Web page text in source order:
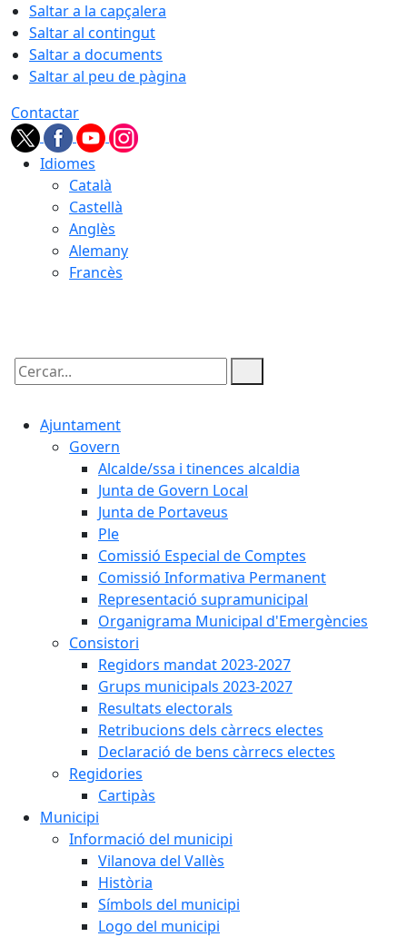
Saltar a la capçalera
Saltar al contingut
Saltar a documents
Saltar al peu de pàgina
Contactar
Idiomes
Català
Castellà
Anglès
Alemany
Francès
Cercar:
Ajuntament
Govern
Alcalde/ssa i tinences alcaldia
Junta de Govern Local
Junta de Portaveus
Ple
Comissió Especial de Comptes
Comissió Informativa Permanent
Representació supramunicipal
Organigrama Municipal d'Emergències
Consistori
Regidors mandat 2023-2027
Grups municipals 2023-2027
Resultats electorals
Retribucions dels càrrecs electes
Declaració de bens càrrecs electes
Regidories
Cartipàs
Municipi
Informació del municipi
Vilanova del Vallès
Història
Símbols del municipi
Logo del municipi